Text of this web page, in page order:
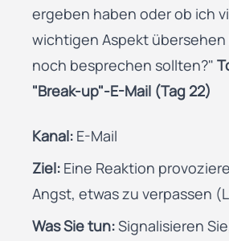
ergeben haben oder ob ich
wichtigen Aspekt
noch besprechen sollten?"
"Break-up"-E-Mail (Tag 22)
Kanal: E-Mail
Ziel: Eine Reaktion
Angst, etwas zu verpassen
Was Sie tun:Signalisieren